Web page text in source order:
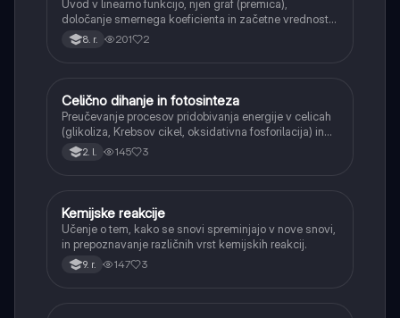
Uvod v linearno funkcijo, njen graf (premica),
določanje smernega koeficienta in začetne vrednosti.
Učenci bodo znali narisati graf linearne funkcije.
8. r. 201 2
Naravoslovje
Celično dihanje in fotosinteza
Preučevanje procesov pridobivanja energije v celicah
(glikoliza, Krebsov cikel, oksidativna fosforilacija) in
pretvorbe svetlobne energije v kemično energijo
(fotosinteza).
2. l. 145 3
Naravoslovje
Kemijske reakcije
Učenje o tem, kako se snovi spreminjajo v nove snovi,
in prepoznavanje različnih vrst kemijskih reakcij.
9. r. 147 3